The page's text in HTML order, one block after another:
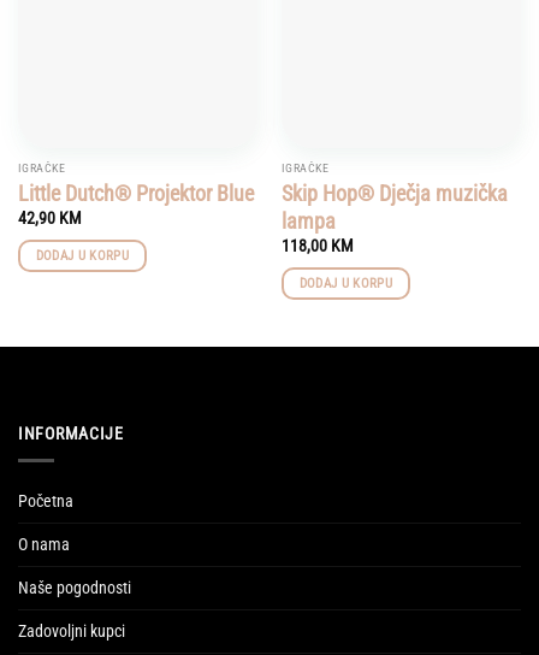
IGRAČKE
Little Dutch® Projektor Blue
42,90 KM
DODAJ U KORPU
IGRAČKE
Skip Hop® Dječja muzička
lampa
118,00 KM
DODAJ U KORPU
INFORMACIJE
Početna
O nama
Naše pogodnosti
Zadovoljni kupci